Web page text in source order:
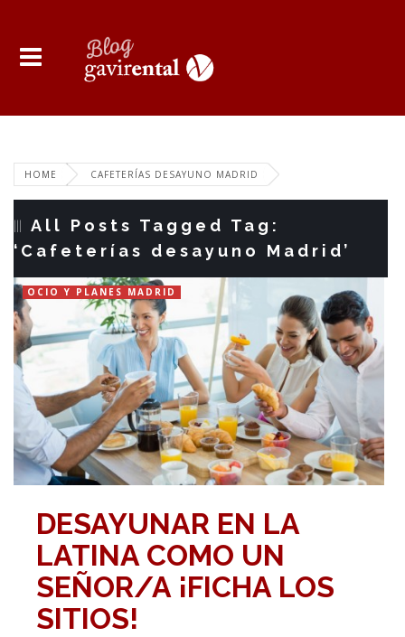
HOME CAFETERÍAS DESAYUNO MADRID
All Posts Tagged Tag:
‘Cafeterías desayuno Madrid’
OCIO Y PLANES MADRID
DESAYUNAR EN LA
LATINA COMO UN
SEÑOR/A ¡FICHA LOS
SITIOS!